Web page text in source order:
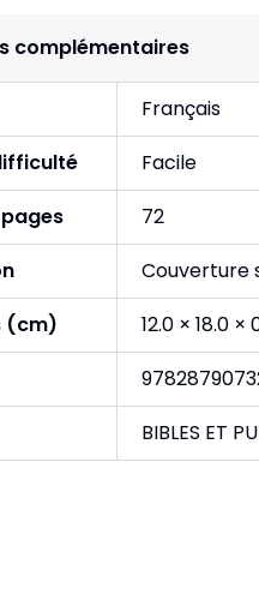
complémentaires
Français
Facile
72
Couverture
(cm)
12.0 × 18.0 ×
BIBLES ET